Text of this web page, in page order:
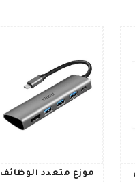
موزع متعدد الوظائف